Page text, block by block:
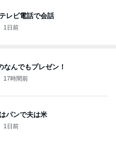
レビ電話で会話
1日前
なんでもプレゼン！
17時間前
パンで夫は米
1日前